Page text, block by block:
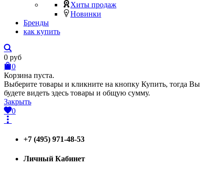
Хиты продаж
Новинки
Бренды
как купить
0 руб
0
Корзина пуста.
Выберите товары и кликните на кнопку Купить, тогда Вы
будете видеть здесь товары и общую сумму.
Закрыть
0
+7 (495) 971-48-53
Личный Кабинет